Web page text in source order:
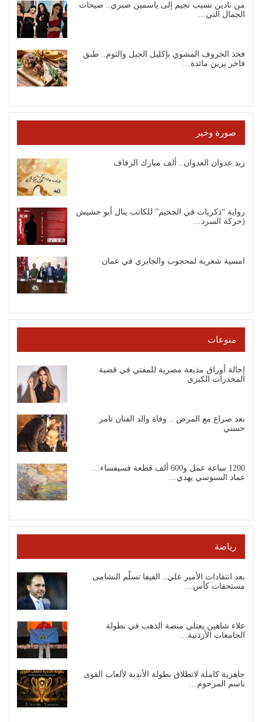
من نادين نسيب نجيم إلى ياسمين صبري.. صيحات
الجمال التي…
فخذ الخروف المشوي بإكليل الجبل والثوم.. طبق
فاخر يزين مائدة…
صورة وخبر
زيد عدوان العدوان.. ألف مبارك الزفاف
رواية “ذكريات في الجحيم” للكاتب ينال أبو حشيش
(حركة السرد…
امسية شعرية لمحجوب والجابري في عمان
منوعات
إحالة أوراق مذيعة مصرية للمفتي في قضية
المخدرات الكبرى
بعد صراع مع المرض .. وفاة والد الفنان تامر
حسني
1200 ساعة عمل و600 ألف قطعة فسيفساء…
عماد السنوسي يهدي…
رياضة
بعد انتقادات الأمير علي.. الفيفا تسلّم النشامى
مستحقات كأس…
علاء شاهين يعتلي منصة الذهب في بطولة
الجامعات الأردنية…
جاهزية كاملة لانطلاق بطولة الأندية لألعاب القوى
باسم المرحوم…